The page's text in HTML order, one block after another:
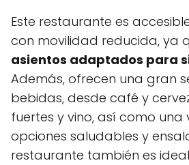
Este restaurante es
con movilidad reducida, ya
asientos adaptados para
Además, ofrecen una gran
bebidas, desde café y
fuertes y vino, así como
opciones saludables y
restaurante también es